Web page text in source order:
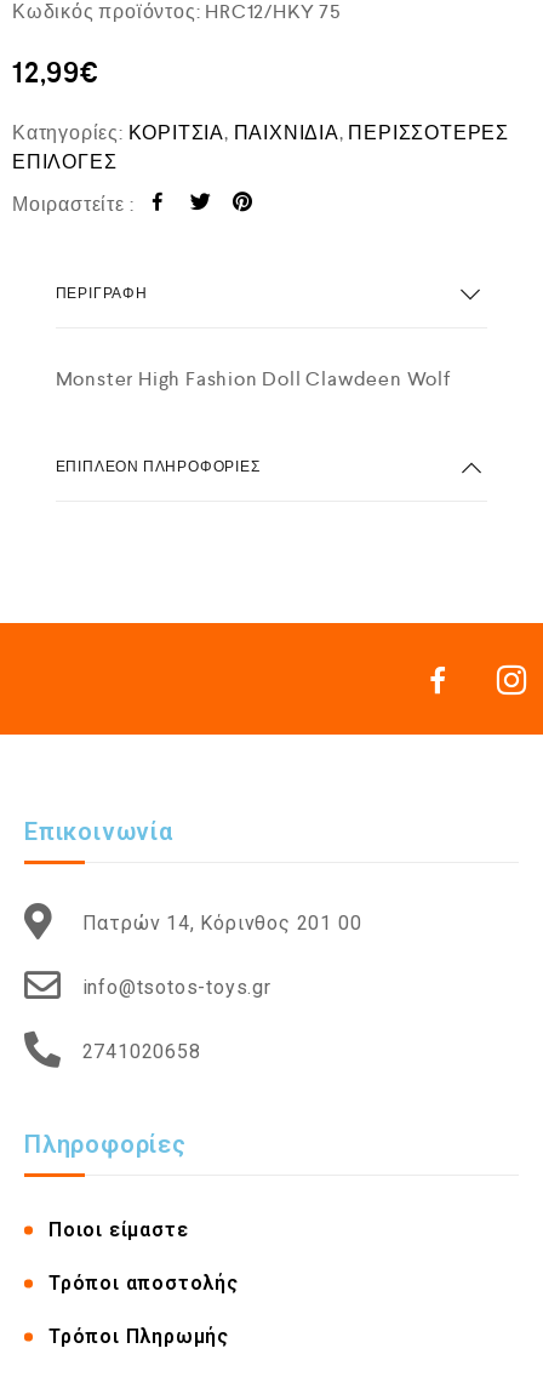
Κωδικός προϊόντος: HRC12/HKY 75
12,99€
Κατηγορίες: ΚΟΡΙΤΣΙΑ, ΠΑΙΧΝΙΔΙΑ, ΠΕΡΙΣΣΟΤΕΡΕΣ
ΕΠΙΛΟΓΕΣ
Μοιραστείτε :
ΠΕΡΙΓΡΑΦΉ
Monster High Fashion Doll Clawdeen Wolf
ΕΠΙΠΛΈΟΝ ΠΛΗΡΟΦΟΡΊΕΣ
Επικοινωνία
Πατρών 14, Κόρινθος 201 00
info@tsotos-toys.gr
2741020658
Πληροφορίες
Ποιοι είμαστε
Τρόποι αποστολής
Τρόποι Πληρωμής